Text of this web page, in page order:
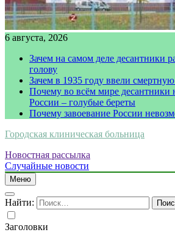
6 августа, 2026
Зачем на самом деле десантники
голову
Зачем в 1935 году ввели смертную
Почему во всём мире десантники
России – голубые береты
Почему завоевание России
Городская клиническая больница
Новостная рассылка
Случайные новости
Меню
Найти:
Заголовки